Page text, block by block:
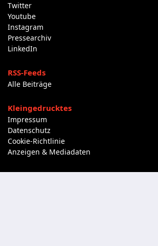
Twitter
Youtube
Instagram
Pressearchiv
LinkedIn
RSS-Feeds
Alle Beiträge
Kleingedrucktes
Impressum
Datenschutz
Cookie-Richtlinie
Anzeigen & Mediadaten